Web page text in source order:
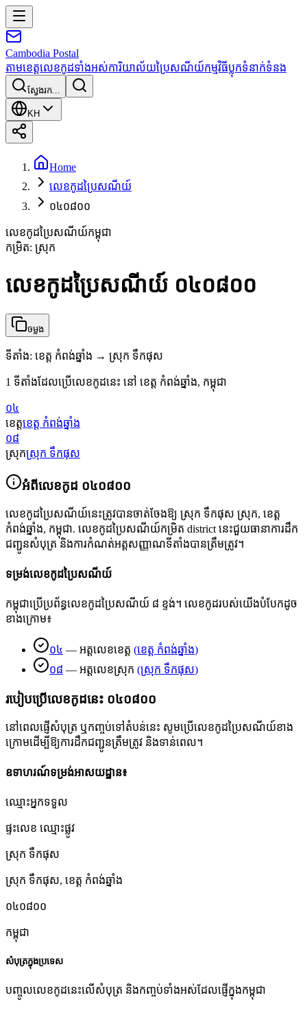
Cambodia Postal
តាមខេត្តលេខកូដទាំងអស់ការិយាល័យប្រៃសណីយ៍កម្មវិធីប្លុកទំនាក់ទំនង
ស្វែងរក...
KH
Home
លេខកូដប្រៃសណីយ៍
០៤០៨០០
លេខកូដប្រៃសណីយ៍កម្ពុជា
កម្រិត: ស្រុក
លេខកូដប្រៃសណីយ៍ ០៤០៨០០
ចម្លង
ទីតាំង: ខេត្ត កំពង់ឆ្នាំង → ស្រុក ទឹកផុស
1 ទីតាំងដែលប្រើលេខកូដនេះ នៅ ខេត្ត កំពង់ឆ្នាំង, កម្ពុជា
០៤
ខេត្តខេត្ត កំពង់ឆ្នាំង
០៨
ស្រុកស្រុក ទឹកផុស
អំពីលេខកូដ ០៤០៨០០
លេខកូដប្រៃសណីយ៍នេះត្រូវបានចាត់ចែងឱ្យ ស្រុក ទឹកផុស ស្រុក, ខេត្ត
កំពង់ឆ្នាំង, កម្ពុជា. លេខកូដប្រៃសណីយ៍កម្រិត district នេះជួយធានាការដឹក
ជញ្ជូនសំបុត្រ និងការកំណត់អត្តសញ្ញាណទីតាំងបានត្រឹមត្រូវ។
ទម្រង់លេខកូដប្រៃសណីយ៍
កម្ពុជាប្រើប្រព័ន្ធលេខកូដប្រៃសណីយ៍ ៨ ខ្ទង់។ លេខកូដរបស់យើងបំបែកដូច
ខាងក្រោម៖
០៤ — អត្តលេខខេត្ត (ខេត្ត កំពង់ឆ្នាំង)
០៨ — អត្តលេខស្រុក (ស្រុក ទឹកផុស)
របៀបប្រើលេខកូដនេះ ០៤០៨០០
នៅពេលផ្ញើសំបុត្រ ឬកញ្ចប់ទៅតំបន់នេះ សូមប្រើលេខកូដប្រៃសណីយ៍ខាង
ក្រោមដើម្បីឱ្យការដឹកជញ្ជូនត្រឹមត្រូវ និងទាន់ពេល។
ឧទាហរណ៍ទម្រង់អាសយដ្ឋាន៖
ឈ្មោះអ្នកទទួល
ផ្ទះលេខ ឈ្មោះផ្លូវ
ស្រុក ទឹកផុស
ស្រុក ទឹកផុស, ខេត្ត កំពង់ឆ្នាំង
០៤០៨០០
កម្ពុជា
សំបុត្រក្នុងប្រទេស
បញ្ចូលលេខកូដនេះលើសំបុត្រ និងកញ្ចប់ទាំងអស់ដែលផ្ញើក្នុងកម្ពុជា